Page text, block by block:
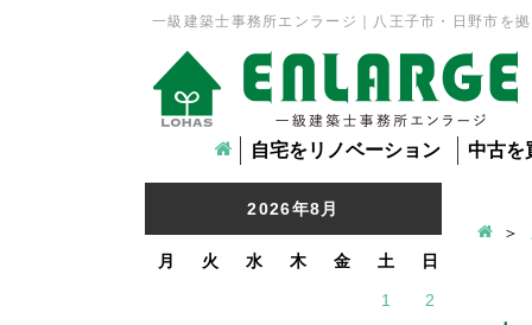
一級建築士事務所エンラージ｜八王子市・日野市を
自宅をリノベーション 中古を
2026年8月
月 火 水 木 金 土 日
1 2